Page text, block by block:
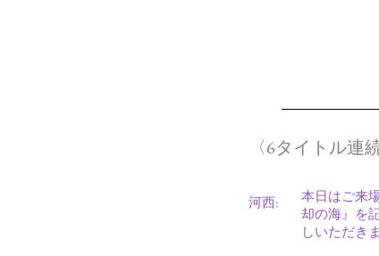
〈6タイトル連
本日はご来
却の海』を
しいただき
河西: